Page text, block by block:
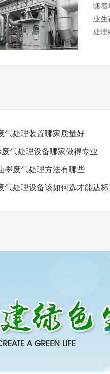
随着
业生
处理
气处理装置哪家质量好
气处理设备哪家做得专业
墨废气处理方法有哪些
气处理设备该如何选才能达